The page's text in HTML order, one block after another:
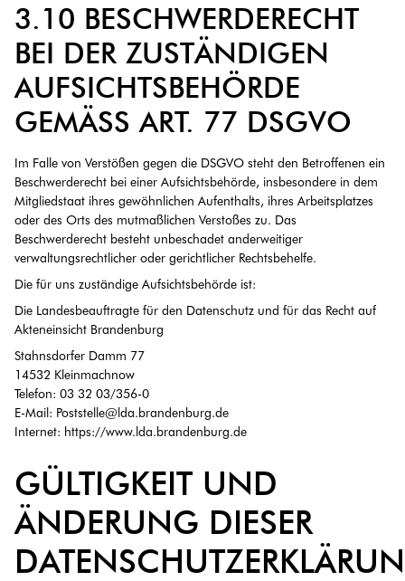
3.10 BESCHWERDERECHT
BEI DER ZUSTÄNDIGEN
AUFSICHTSBEHÖRDE
GEMÄSS ART. 77 DSGVO
Im Falle von Verstößen gegen die DSGVO steht den Betroffenen ein
Beschwerderecht bei einer Aufsichtsbehörde, insbesondere in dem
Mitgliedstaat ihres gewöhnlichen Aufenthalts, ihres Arbeitsplatzes
oder des Orts des mutmaßlichen Verstoßes zu. Das
Beschwerderecht besteht unbeschadet anderweitiger
verwaltungsrechtlicher oder gerichtlicher Rechtsbehelfe.
Die für uns zuständige Aufsichtsbehörde ist:
Die Landesbeauftragte für den Datenschutz und für das Recht auf
Akteneinsicht Brandenburg
Stahnsdorfer Damm 77
14532 Kleinmachnow
Telefon: 03 32 03/356-0
E-Mail: Poststelle@lda.brandenburg.de
Internet: https://www.lda.brandenburg.de
GÜLTIGKEIT UND
ÄNDERUNG DIESER